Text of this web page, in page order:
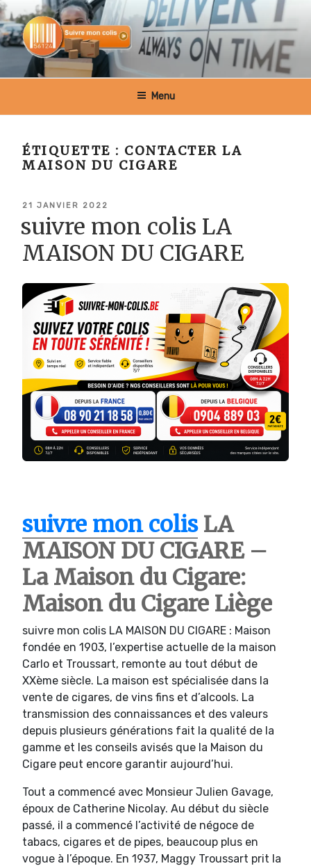
Aller
au
contenu
principal
SUIVRE MON COLIS BELGIQUE
Menu
ÉTIQUETTE : CONTACTER LA
MAISON DU CIGARE
PUBLIÉ
21 JANVIER 2022
suivre mon colis LA
MAISON DU CIGARE
suivre mon colisLA
MAISON DU CIGARE –
La Maison du Cigare:
Maison du Cigare Liège
suivre mon colis LA MAISON DU CIGARE : Maison
fondée en 1903, l’expertise actuelle de la maison
Carlo et Troussart, remonte au tout début de
XXème siècle. La maison est spécialisée dans la
vente de cigares, de vins fins et d’alcools. La
transmission des connaissances et des valeurs
depuis plusieurs générations fait la qualité de la
gamme et les conseils avisés que la Maison du
Cigare peut encore garantir aujourd’hui.
Tout a commencé avec Monsieur Julien Gavage,
époux de Catherine Nicolay. Au début du siècle
passé, il a commencé l’activité de négoce de
tabacs, cigares et de pipes, beaucoup plus en
vogue à l’époque. En 1937, Maggy Troussart prit la